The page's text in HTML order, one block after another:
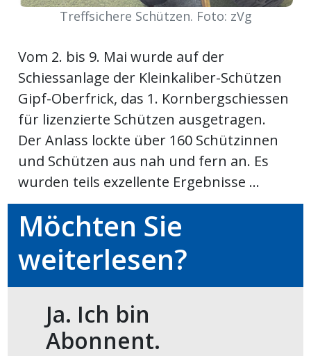
Treffsichere Schützen. Foto: zVg
Vom 2. bis 9. Mai wurde auf der
Schiessanlage der Kleinkaliber-Schützen
Gipf-Oberfrick, das 1. Kornbergschiessen
für lizenzierte Schützen ausgetragen.
Der Anlass lockte über 160 Schützinnen
und Schützen aus nah und fern an. Es
wurden teils exzellente Ergebnisse ...
Möchten Sie
weiterlesen?
Ja. Ich bin
Abonnent.